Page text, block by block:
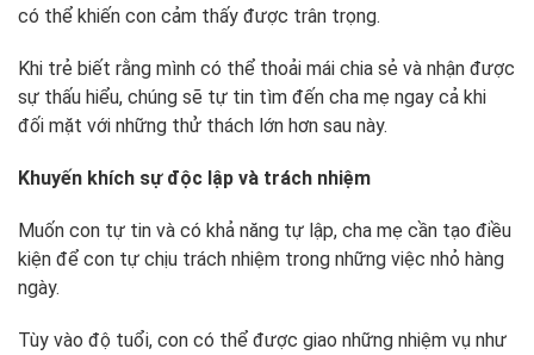
có thể khiến con cảm thấy được trân trọng.
Khi trẻ biết rằng mình có thể thoải mái chia sẻ và nhận được
sự thấu hiểu, chúng sẽ tự tin tìm đến cha mẹ ngay cả khi
đối mặt với những thử thách lớn hơn sau này.
Khuyến khích sự độc lập và trách nhiệm
Muốn con tự tin và có khả năng tự lập, cha mẹ cần tạo điều
kiện để con tự chịu trách nhiệm trong những việc nhỏ hàng
ngày.
Tùy vào độ tuổi, con có thể được giao những nhiệm vụ như